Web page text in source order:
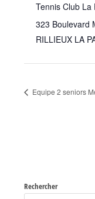
Tennis Club La
323 Boulevard
RILLIEUX LA
Equipe 2 seniors
Rechercher